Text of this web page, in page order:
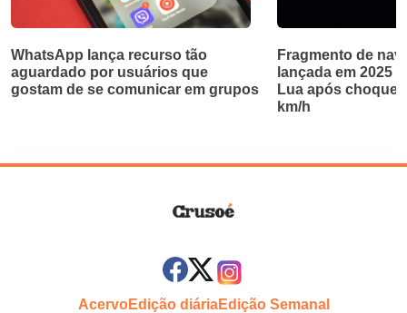
WhatsApp lança recurso tão
aguardado por usuários que
gostam de se comunicar em grupos
Fragmento de
lançada em 2025
Lua após choque
km/h
AcervoEdição diáriaEdição Semanal